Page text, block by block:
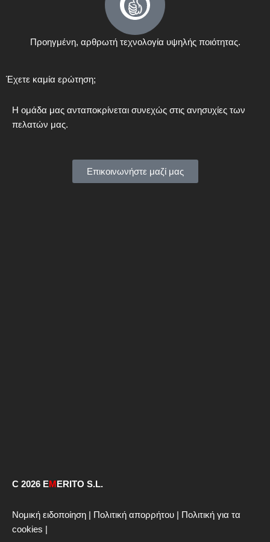
Προηγμένη, αρθρωτή τεχνολογία υψηλής ποιότητας.
Έχετε καμία ερώτηση;
Η ομάδα μας ανταποκρίνεται συνεχώς στις ανησυχίες των
πελατών μας.
Επικοινωνήστε μαζί μας
C 2026 EMERITO S.L.
Νομική ειδοποίηση | Πολιτική απορρήτου | Πολιτική για τα
cookies |